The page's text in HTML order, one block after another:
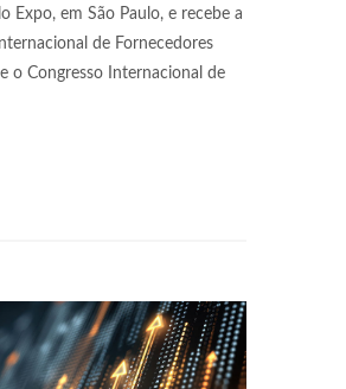
Expo, em São Paulo, e recebe a
de Fornecedores
o Congresso Internacional de